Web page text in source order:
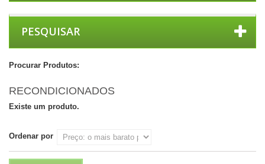
PESQUISAR
Procurar Produtos:
RECONDICIONADOS
Existe um produto.
Ordenar por